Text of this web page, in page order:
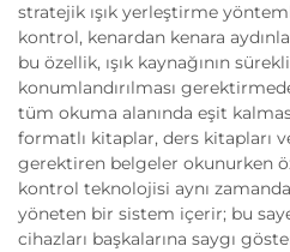
stratejik ışık yerleştirme
kontrol, kenardan kenara
bu özellik, ışık kaynağının
konumlandırılması
tüm okuma alanında eşit
formatlı kitaplar, ders kitapları
gerektiren belgeler okunurken
kontrol teknolojisi aynı zamanda
yöneten bir sistem içerir; bu
cihazları başkalarına saygı